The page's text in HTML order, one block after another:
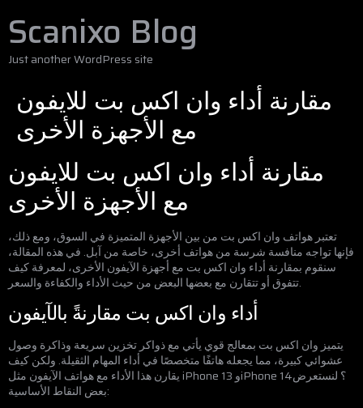
Scanixo Blog
Just another WordPress site
مقارنة أداء وان اكس بت للايفون
مع الأجهزة الأخرى
مقارنة أداء وان اكس بت للايفون
مع الأجهزة الأخرى
تعتبر هواتف وان اكس بت من بين الأجهزة المتميزة في السوق، ومع ذلك،
فإنها تواجه منافسة شرسة من هواتف أخرى، خاصة من آبل. في هذه المقالة،
سنقوم بمقارنة أداء وان اكس بت مع أجهزة الآيفون الأخرى، لمعرفة كيف
تتفوق أو تتقارن مع بعضها البعض من حيث الأداء والكفاءة والسعر.
أداء وان اكس بت مقارنةً بالآيفون
يتميز وان اكس بت بمعالج قوي يأتي مع ذواكر تخزين سريعة وذاكرة وصول
عشوائي كبيرة، مما يجعله هاتفًا متخصصًا في أداء المهام الثقيلة. ولكن كيف
يقارن هذا الأداء مع هواتف الآيفون مثل iPhone 13 وiPhone 14؟ لنستعرض
بعض النقاط الأساسية: